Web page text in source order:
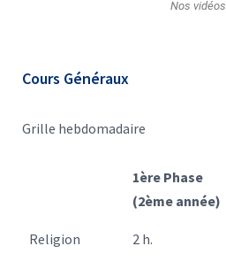
Nos vidéos
Cours Généraux
Grille hebdomadaire
1ère Phase
(2ème année)
Religion 2 h.